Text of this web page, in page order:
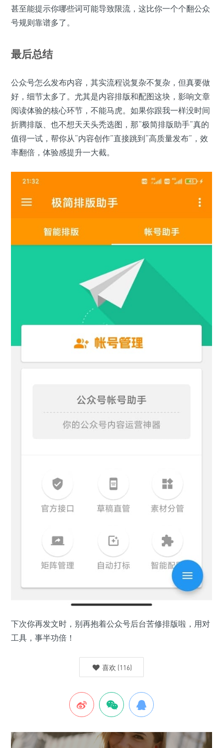
甚至能提示你哪些词可能导致限流，这比你一个个翻公众
号规则靠谱多了。
最后总结
公众号怎么发布内容，其实流程说复杂不复杂，但真要做
好，细节太多了。尤其是内容排版和配图这块，影响文章
阅读体验的核心环节，不能马虎。如果你跟我一样没时间
折腾排版、也不想天天头秃选图，那“极简排版助手”真的
值得一试，帮你从“内容创作”直接跳到“高质量发布”，效
率翻倍，体验感提升一大截。
下次你再发文时，别再抱着公众号后台苦修排版啦，用对
工具，事半功倍！
喜欢 (116)